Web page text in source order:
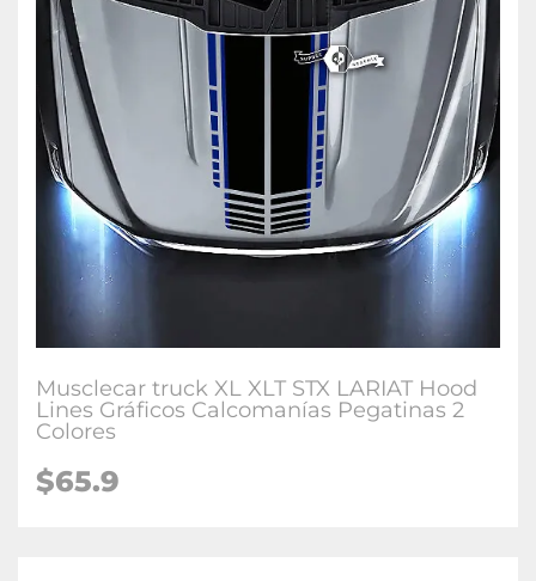
Musclecar truck XL XLT STX LARIAT Hood
Lines Gráficos Calcomanías Pegatinas 2
Colores
$65.9